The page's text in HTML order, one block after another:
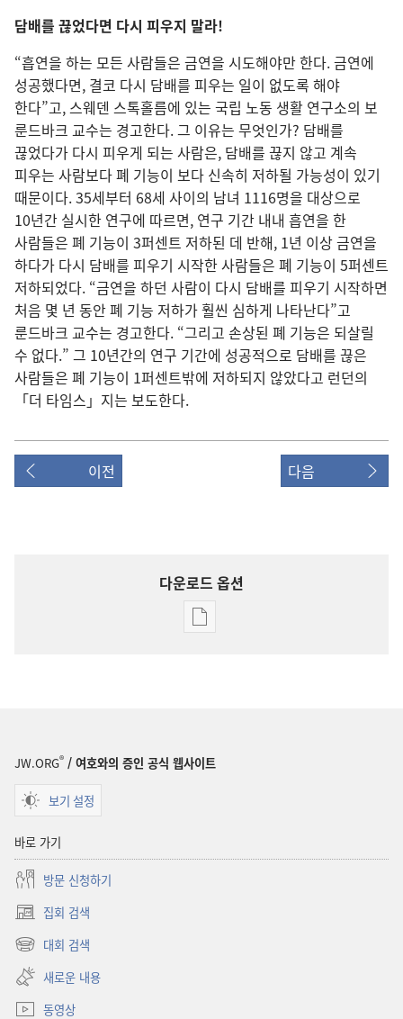
담배를 끊었다면 다시 피우지 말라!
“흡연을 하는 모든 사람들은 금연을 시도해야만 한다. 금연에
성공했다면, 결코 다시 담배를 피우는 일이 없도록 해야
한다”고, 스웨덴 스톡홀름에 있는 국립 노동 생활 연구소의 보
룬드바크 교수는 경고한다. 그 이유는 무엇인가? 담배를
끊었다가 다시 피우게 되는 사람은, 담배를 끊지 않고 계속
피우는 사람보다 폐 기능이 보다 신속히 저하될 가능성이 있기
때문이다. 35세부터 68세 사이의 남녀 1116명을 대상으로
10년간 실시한 연구에 따르면, 연구 기간 내내 흡연을 한
사람들은 폐 기능이 3퍼센트 저하된 데 반해, 1년 이상 금연을
하다가 다시 담배를 피우기 시작한 사람들은 폐 기능이 5퍼센트
저하되었다. “금연을 하던 사람이 다시 담배를 피우기 시작하면
처음 몇 년 동안 폐 기능 저하가 훨씬 심하게 나타난다”고
룬드바크 교수는 경고한다. “그리고 손상된 폐 기능은 되살릴
수 없다.” 그 10년간의 연구 기간에 성공적으로 담배를 끊은
사람들은 폐 기능이 1퍼센트밖에 저하되지 않았다고 런던의
「더 타임스」지는 보도한다.
이전 다음
다운로드 옵션
출판물
JW.ORG® / 여호와의 증인 공식 웹사이트
보기 설정
바로 가기
방문 신청하기
집회 검색
(새로운
창
대회 검색
(새로운
창
열기)
새로운 내용
동영상